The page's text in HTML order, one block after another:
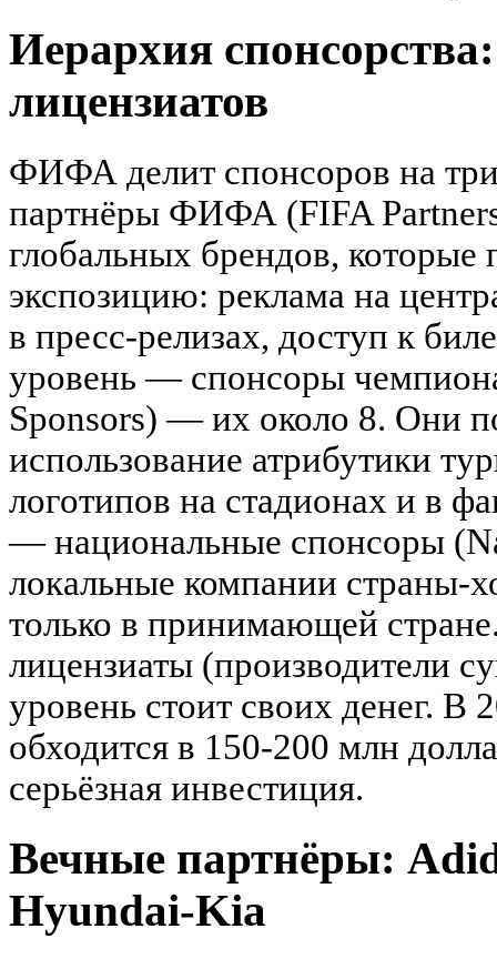
Иерархия
лицензиатов
ФИФА делит спонсоров на
партнёры ФИФА (FIFA
глобальных брендов,
экспозицию: реклама на
в пресс-релизах, доступ к
уровень — спонсоры
Sponsors) — их около 8. Они
использование атрибутики
логотипов на стадионах и в
— национальные спонсоры
локальные компании страны-
только в принимающей
лицензиаты (производители
уровень стоит своих денег. В
обходится в 150-200 млн
серьёзная инвестиция.
Вечные партнёры:
Hyundai-Kia